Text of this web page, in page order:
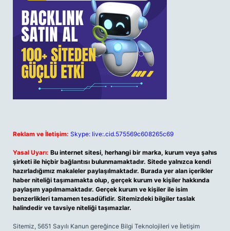
Reklam ve İletişim: Skype: live:.cid.575569c608265c69
Yasal Uyarı: Bu internet sitesi, herhangi bir marka, kurum veya şahıs
şirketi ile hiçbir bağlantısı bulunmamaktadır. Sitede yalnızca kendi
hazırladığımız makaleler paylaşılmaktadır. Burada yer alan içerikler
haber niteliği taşımamakta olup, gerçek kurum ve kişiler hakkında
paylaşım yapılmamaktadır. Gerçek kurum ve kişiler ile isim
benzerlikleri tamamen tesadüfidir. Sitemizdeki bilgiler taslak
halindedir ve tavsiye niteliği taşımazlar.
Sitemiz, 5651 Sayılı Kanun gereğince Bilgi Teknolojileri ve İletişim